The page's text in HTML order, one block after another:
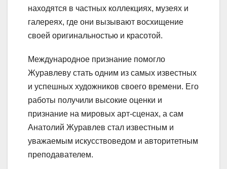
находятся в частных коллекциях, музеях и
галереях, где они вызывают восхищение
своей оригинальностью и красотой.
Международное признание помогло
Журавлеву стать одним из самых известных
и успешных художников своего времени. Его
работы получили высокие оценки и
признание на мировых арт-сценах, а сам
Анатолий Журавлев стал известным и
уважаемым искусствоведом и авторитетным
преподавателем.